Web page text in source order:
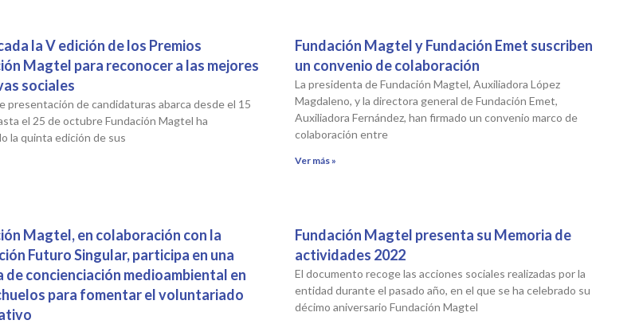
la V edición de los Premios
Magtel para reconocer a las mejores
sociales
presentación de candidaturas abarca desde el 15
el 25 de octubre Fundación Magtel ha
la quinta edición de sus
Fundación Magtel y Fundación Emet suscriben
un convenio de colaboración
La presidenta de Fundación Magtel, Auxiliadora López
Magdaleno, y la directora general de Fundación Emet,
Auxiliadora Fernández, han firmado un convenio marco de
colaboración entre
Ver más »
Magtel, en colaboración con la
Futuro Singular, participa en una
de concienciación medioambiental en
para fomentar el voluntariado
Fundación Magtel presenta su Memoria de
actividades 2022
El documento recoge las acciones sociales realizadas por la
entidad durante el pasado año, en el que se ha celebrado su
décimo aniversario Fundación Magtel